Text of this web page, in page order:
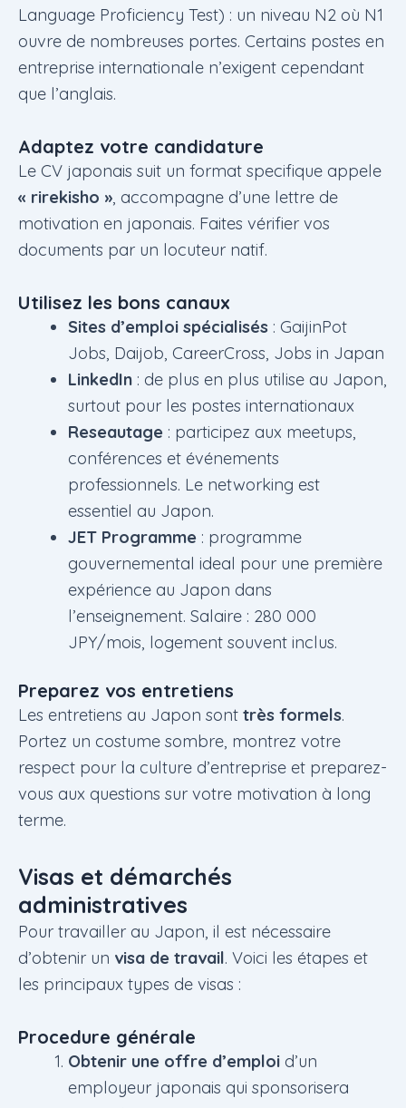
Language Proficiency Test) : un niveau N2 où N1
ouvre de nombreuses portes. Certains postes en
entreprise internationale n’exigent cependant
que l’anglais.
Adaptez votre candidature
Le CV japonais suit un format specifique appele
« rirekisho », accompagne d’une lettre de
motivation en japonais. Faites vérifier vos
documents par un locuteur natif.
Utilisez les bons canaux
Sites d’emploi spécialisés: GaijinPot
Jobs, Daijob, CareerCross, Jobs in Japan
LinkedIn: de plus en plus utilise au Japon,
surtout pour les postes internationaux
Reseautage: participez aux meetups,
conférences et événements
professionnels. Le networking est
essentiel au Japon.
JET Programme: programme
gouvernemental ideal pour une première
expérience au Japon dans
l’enseignement. Salaire : 280 000
JPY/mois, logement souvent inclus.
Preparez vos entretiens
Les entretiens au Japon sont très formels.
Portez un costume sombre, montrez votre
respect pour la culture d’entreprise et preparez-
vous aux questions sur votre motivation à long
terme.
Visas et démarchés
administratives
Pour travailler au Japon, il est nécessaire
d’obtenir un visa de travail. Voici les étapes et
les principaux types de visas :
Procedure générale
Obtenir une offre d’emploid’un
employeur japonais qui sponsorisera